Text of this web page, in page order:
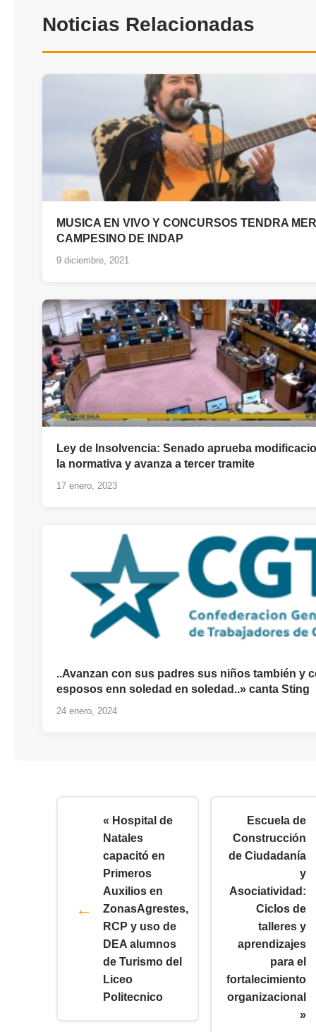
Noticias Relacionadas
MUSICA EN VIVO Y CONCURSOS TENDRA
CAMPESINO DE INDAP
9 diciembre, 2021
Ley de Insolvencia: Senado aprueba
la normativa y avanza a tercer tramite
17 enero, 2023
..Avanzan con sus padres sus niños también y
esposos enn soledad en soledad..» canta Sting
24 enero, 2024
« Hospital de
Natales
capacitó en
Primeros
Auxilios en
ZonasAgrestes,
RCP y uso de
DEA alumnos
de Turismo del
Liceo
Politecnico
Escuela de
Construcción
de Ciudadanía
y
Asociatividad:
Ciclos de
talleres y
aprendizajes
para el
fortalecimiento
organizacional
»